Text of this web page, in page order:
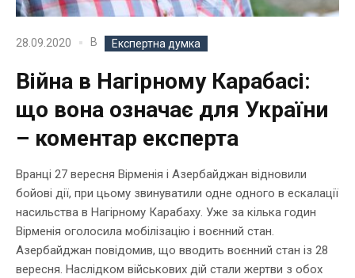
28.09.2020 В Експертна думка
Війна в Нагірному Карабасі:
що вона означає для України
– коментар експерта
Вранці 27 вересня Вірменія і Азербайджан відновили
бойові дії, при цьому звинуватили одне одного в ескалації
насильства в Нагірному Карабаху. Уже за кілька годин
Вірменія оголосила мобілізацію і воєнний стан.
Азербайджан повідомив, що вводить воєнний стан із 28
вересня. Наслідком військових дій стали жертви з обох